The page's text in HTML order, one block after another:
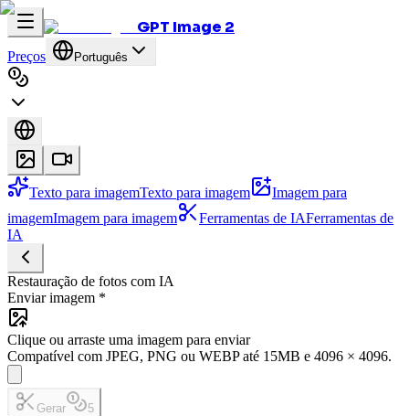
GPT Image 2
Preços Português
Texto para imagemTexto para imagem
Imagem para
imagemImagem para imagem Ferramentas de IAFerramentas de
IA
Restauração de fotos com IA
Enviar imagem *
Clique ou arraste uma imagem para enviar
Compatível com JPEG, PNG ou WEBP até 15MB e 4096 × 4096.
Gerar 5